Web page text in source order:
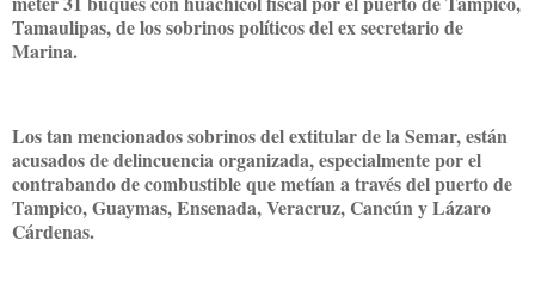
Tamaulipas, de los sobrinos políticos del ex secretario de
Marina.
Los tan mencionados sobrinos del extitular de la Semar, están
acusados de delincuencia organizada, especialmente por el
contrabando de combustible que metían a través del puerto de
Tampico, Guaymas, Ensenada, Veracruz, Cancún y Lázaro
Cárdenas.